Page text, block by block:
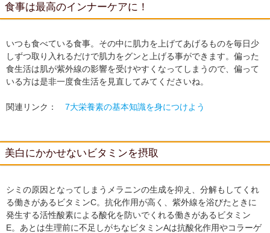
食事は最高のインナーケアに！
いつも食べている食事。その中に肌力を上げてあげるものを毎日少
しずつ取り入れるだけで肌力をグンと上げる事ができます。偏った
食生活は肌が紫外線の影響を受けやすくなってしまうので、偏って
いる方は是非一度食生活を見直してみてくださいね。
関連リンク： 7大栄養素の基本知識を身につけよう
美白にかかせないビタミンを摂取
シミの原因となってしまうメラニンの生成を抑え、分解もしてくれ
る働きがあるビタミンC。抗化作用が高く、紫外線を浴びたときに
発生する活性酸素による酸化を防いでくれる働きがあるビタミン
E。あとは生理前に不足しがちなビタミンAは抗酸化作用やコラーゲ